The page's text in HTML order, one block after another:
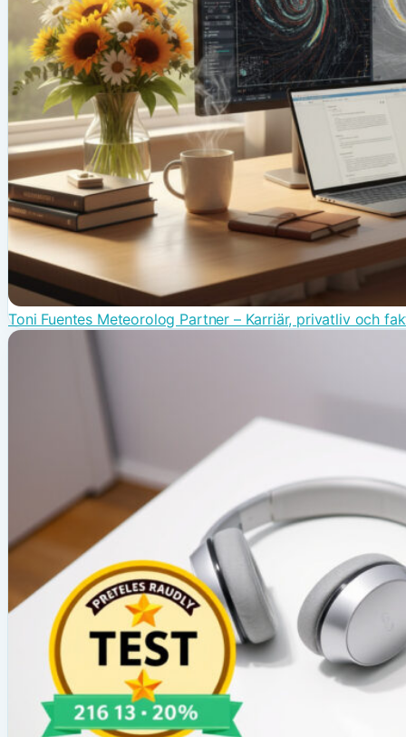
Toni Fuentes Meteorolog Partner – Karriär, privatliv och